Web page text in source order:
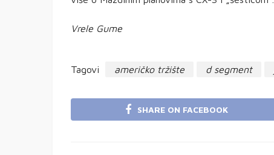
Vrele Gume
Tagovi američko tržište d segment
SHARE ON FACEBOOK